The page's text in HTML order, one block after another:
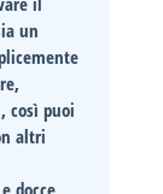
un
così puoi
altri
docce,